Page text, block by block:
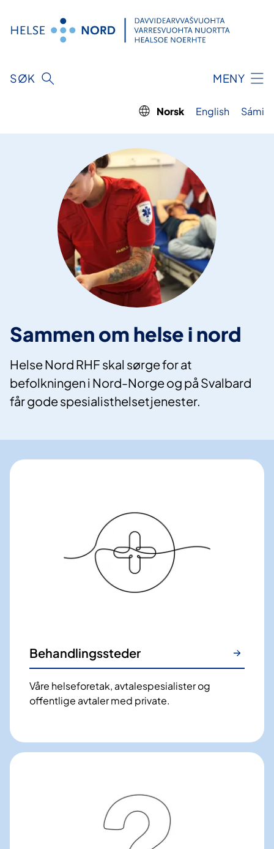
innhold
SØK MENY
Norsk English Sámi
Sammen om helse i nord
Helse Nord RHF skal sørge for at
befolkningen i Nord-Norge og på Svalbard
får gode spesialisthelsetjenester.
Behandlingssteder
Våre helseforetak, avtalespesialister og
offentlige avtaler med private.